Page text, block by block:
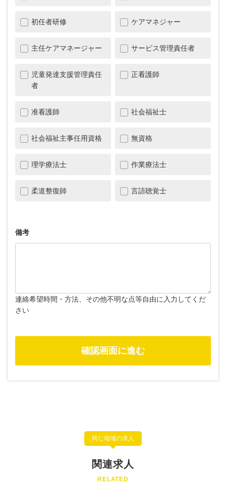
初任者研修 ケアマネジャー
主任ケアマネージャー サービス管理責任者
児童発達支援管理責任
者
正看護師
准看護師 社会福祉士
社会福祉主事任用資格 無資格
理学療法士 作業療法士
柔道整復師 言語聴覚士
備考
連絡希望時間・方法、その他不明な点等自由に入力してくだ
さい
同じ地域の求人
関連求人
RELATED